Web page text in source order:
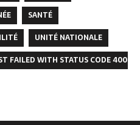
SANTÉ
UNITÉ NATIONALE
FAILED WITH STATUS CODE 400